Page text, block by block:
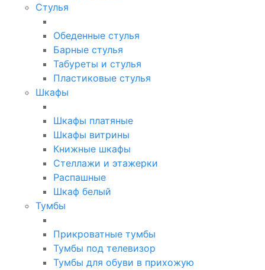
Стулья
Обеденные стулья
Барные стулья
Табуреты и стулья
Пластиковые стулья
Шкафы
Шкафы платяные
Шкафы витрины
Книжные шкафы
Стеллажи и этажерки
Распашные
Шкаф белый
Тумбы
Прикроватные тумбы
Тумбы под телевизор
Тумбы для обуви в прихожую